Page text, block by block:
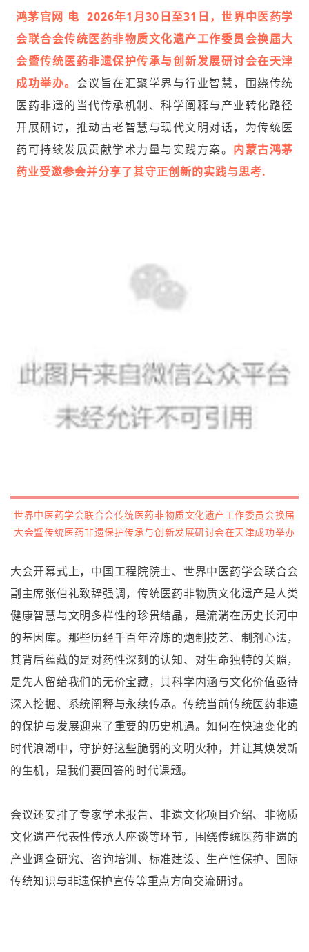
鸿茅官网 电 2026年1月30日至31日，世界中医药学
会联合会传统医药非物质文化遗产工作委员会换届大
会暨传统医药非遗保护传承与创新发展研讨会在天津
成功举办。 会议旨在汇聚学界与行业智慧，围绕传统
医药非遗的当代传承机制、科学阐释与产业转化路径
开展研讨，推动古老智慧与现代文明对话，为传统医
药可持续发展贡献学术力量与实践方案。 内蒙古鸿茅
药业受邀参会并分享了其守正创新的实践与思考.
世界中医药学会联合会传统医药非物质文化遗产工作委员会换届
大会暨传统医药非遗保护传承与创新发展研讨会在天津成功举办
大会开幕式上，中国工程院院士、世界中医药学会联合会
副主席张伯礼致辞强调，传统医药非物质文化遗产是人类
健康智慧与文明多样性的珍贵结晶，是流淌在历史长河中
的基因库。那些历经千百年淬炼的炮制技艺、制剂心法，
其背后蕴藏的是对药性深刻的认知、对生命独特的关照，
是先人留给我们的无价宝藏，其科学内涵与文化价值亟待
深入挖掘、系统阐释与永续传承。传统当前传统医药非遗
的保护与发展迎来了重要的历史机遇。如何在快速变化的
时代浪潮中，守护好这些脆弱的文明火种，并让其焕发新
的生机，是我们要回答的时代课题。
会议还安排了专家学术报告、非遗文化项目介绍、非物质
文化遗产代表性传承人座谈等环节，围绕传统医药非遗的
产业调查研究、咨询培训、标准建设、生产性保护、国际
传统知识与非遗保护宣传等重点方向交流研讨。